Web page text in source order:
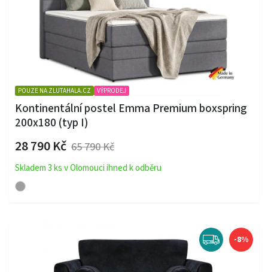
POUZE NA ZLUTAHALA.CZ VÝPRODEJ
Kontinentální postel Emma Premium boxspring
200x180 (typ I)
28 790 Kč 65 790 Kč
Skladem 3 ks v Olomouci ihned k odběru
-8%